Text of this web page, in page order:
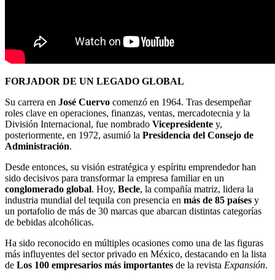
FORJADOR DE UN LEGADO GLOBAL
Su carrera en José Cuervo comenzó en 1964. Tras desempeñar
roles clave en operaciones, finanzas, ventas, mercadotecnia y la
División Internacional, fue nombrado Vicepresidente y,
posteriormente, en 1972, asumió la Presidencia del Consejo de
Administración.
Desde entonces, su visión estratégica y espíritu emprendedor han
sido decisivos para transformar la empresa familiar en un
conglomerado global. Hoy, Becle, la compañía matriz, lidera la
industria mundial del tequila con presencia en más de 85 países y
un portafolio de más de 30 marcas que abarcan distintas categorías
de bebidas alcohólicas.
Ha sido reconocido en múltiples ocasiones como una de las figuras
más influyentes del sector privado en México, destacando en la lista
de Los 100 empresarios más importantes de la revista Expansión.